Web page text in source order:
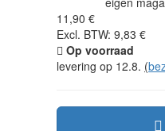
11,90 €
Excl. BTW: 9,83 €
Op voorraad
levering op 12.8. (